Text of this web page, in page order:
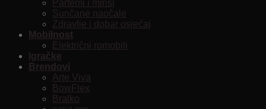
Parfemi i mirisi
Sunčane naočale
Zdravlje i dobar osjećaj
Mobilnost
Električni romobili
Igračke
Brendovi
Arte Viva
BowFlex
Bralko